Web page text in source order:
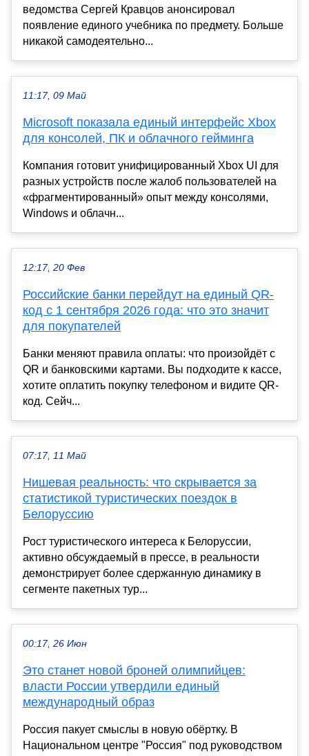
ведомства Сергей Кравцов анонсировал
появление единого учебника по предмету. Больше
никакой самодеятельно...
11:17, 09 Май
Microsoft показала единый интерфейс Xbox
для консолей, ПК и облачного гейминга
Компания готовит унифицированный Xbox UI для
разных устройств после жалоб пользователей на
«фрагментированный» опыт между консолями,
Windows и облачн...
12:17, 20 Фев
Российские банки перейдут на единый QR-
код с 1 сентября 2026 года: что это значит
для покупателей
Банки меняют правила оплаты: что произойдёт с
QR и банковскими картами. Вы подходите к кассе,
хотите оплатить покупку телефоном и видите QR-
код. Сейч...
07:17, 11 Май
Нишевая реальность: что скрывается за
статистикой туристических поездок в
Белоруссию
Рост туристического интереса к Белоруссии,
активно обсуждаемый в прессе, в реальности
демонстрирует более сдержанную динамику в
сегменте пакетных тур...
00:17, 26 Июн
Это станет новой броней олимпийцев:
власти России утвердили единый
международный образ
Россия пакует смыслы в новую обёртку. В
Национальном центре "Россия" под руководством